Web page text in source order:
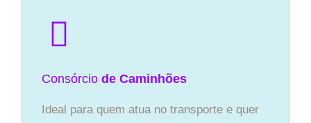
Consórcio de Caminhões
Ideal para quem atua no transporte e quer